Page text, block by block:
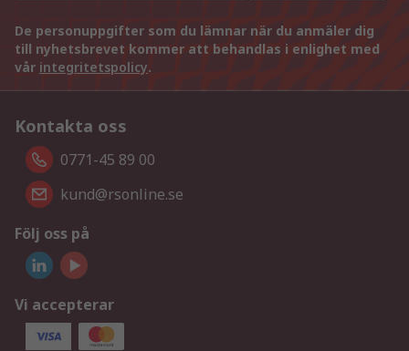
De personuppgifter som du lämnar när du anmäler dig
till nyhetsbrevet kommer att behandlas i enlighet med
vår integritetspolicy.
Kontakta oss
0771-45 89 00
kund@rsonline.se
Följ oss på
Vi accepterar